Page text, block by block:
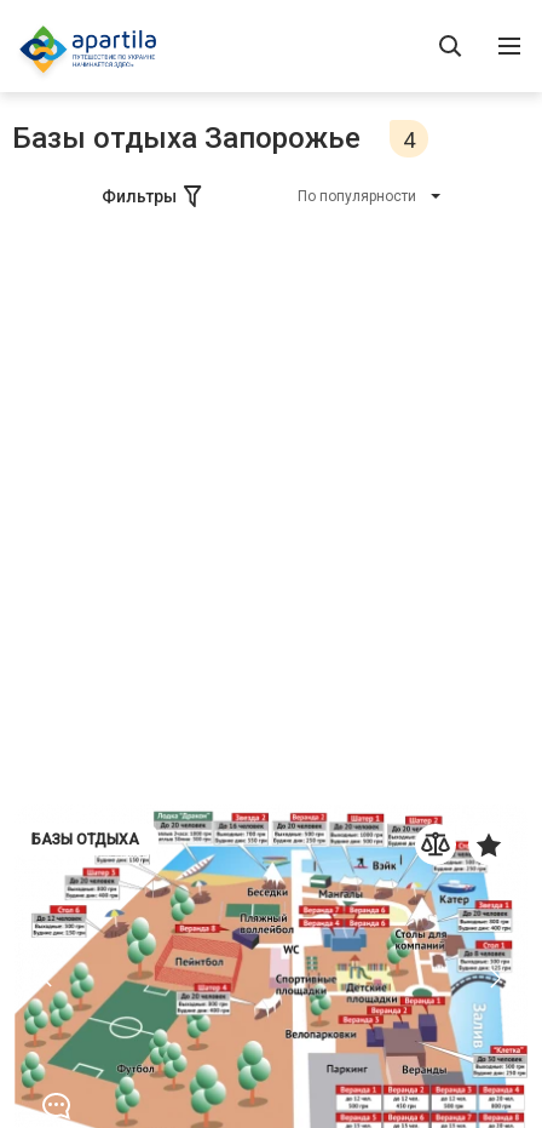
Базы отдыха Запорожье 4
Фильтры По популярности
БАЗЫ ОТДЫХА